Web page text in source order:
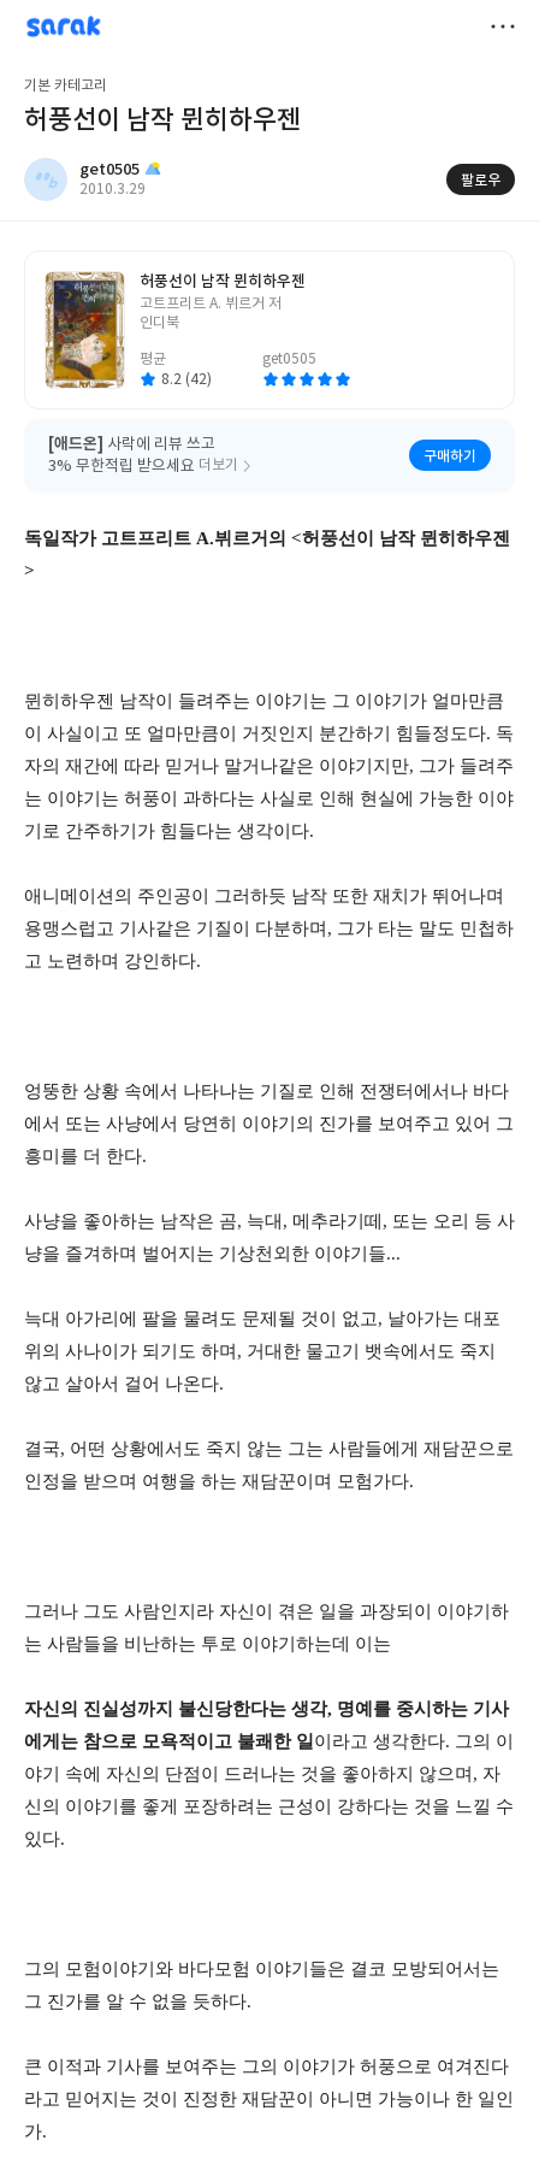
sarak
get0505
기본 카테고리
허풍선이 남작 뮌히하우젠
get0505
작
2010.3.29
팔로우
허풍선이 남작 뮌히하우젠
글
쓴
고트프리트 A. 뷔르거 저
인디북
평균
8.2 (42)
get0505
[애드온] 사락에 리뷰 쓰고
3% 무한적립 받으세요 더보기
구매하기
독일작가 고트프리트 A.뷔르거의 <허풍선이 남작 뮌히하우젠
>
뮌히하우젠 남작이 들려주는 이야기는 그 이야기가 얼마만큼
이 사실이고 또 얼마만큼이 거짓인지 분간하기 힘들정도다. 독
자의 재간에 따라 믿거나 말거나같은 이야기지만, 그가 들려주
는 이야기는 허풍이 과하다는 사실로 인해 현실에 가능한 이야
기로 간주하기가 힘들다는 생각이다.
애니메이션의 주인공이 그러하듯 남작 또한 재치가 뛰어나며
용맹스럽고 기사같은 기질이 다분하며, 그가 타는 말도 민첩하
고 노련하며 강인하다.
엉뚱한 상황 속에서 나타나는 기질로 인해 전쟁터에서나 바다
에서 또는 사냥에서 당연히 이야기의 진가를 보여주고 있어 그
흥미를 더 한다.
사냥을 좋아하는 남작은 곰, 늑대, 메추라기떼, 또는 오리 등 사
냥을 즐겨하며 벌어지는 기상천외한 이야기들...
늑대 아가리에 팔을 물려도 문제될 것이 없고, 날아가는 대포
위의 사나이가 되기도 하며, 거대한 물고기 뱃속에서도 죽지
않고 살아서 걸어 나온다.
결국, 어떤 상황에서도 죽지 않는 그는 사람들에게 재담꾼으로
인정을 받으며 여행을 하는 재담꾼이며 모험가다.
그러나 그도 사람인지라 자신이 겪은 일을 과장되이 이야기하
는 사람들을 비난하는 투로 이야기하는데 이는
자신의 진실성까지 불신당한다는 생각, 명예를 중시하는 기사
에게는 참으로 모욕적이고 불쾌한 일 이라고 생각한다. 그의 이
야기 속에 자신의 단점이 드러나는 것을 좋아하지 않으며, 자
신의 이야기를 좋게 포장하려는 근성이 강하다는 것을 느낄 수
있다.
그의 모험이야기와 바다모험 이야기들은 결코 모방되어서는
그 진가를 알 수 없을 듯하다.
큰 이적과 기사를 보여주는 그의 이야기가 허풍으로 여겨진다
라고 믿어지는 것이 진정한 재담꾼이 아니면 가능이나 한 일인
가.